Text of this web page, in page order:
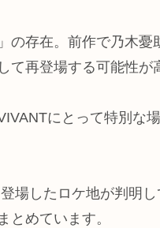
の存在。前作で乃木
て再登場する可能性が
にとって特別な
場したロケ地が判明し
とめています。